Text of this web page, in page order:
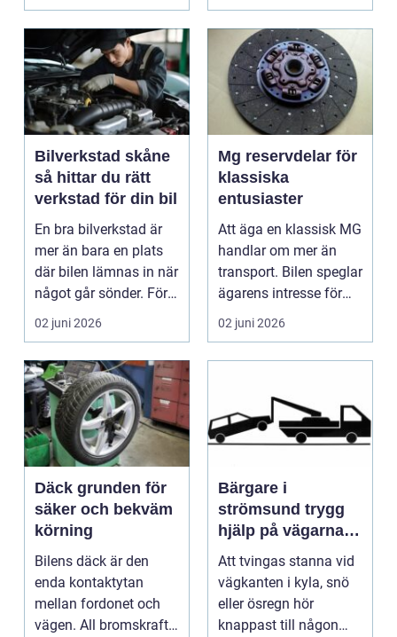
Bilverkstad skåne
så hittar du rätt
verkstad för din bil
En bra bilverkstad är
mer än bara en plats
där bilen lämnas in när
något går sönder. För
många biläg...
02 juni 2026
Mg reservdelar för
klassiska
entusiaster
Att äga en klassisk MG
handlar om mer än
transport. Bilen speglar
ägarens intresse för
teknik, histo...
02 juni 2026
Däck grunden för
säker och bekväm
körning
Bilens däck är den
enda kontaktytan
mellan fordonet och
vägen. All bromskraft,
Bärgare i
strömsund trygg
hjälp på vägarna
året runt
Att tvingas stanna vid
vägkanten i kyla, snö
eller ösregn hör
knappast till någon